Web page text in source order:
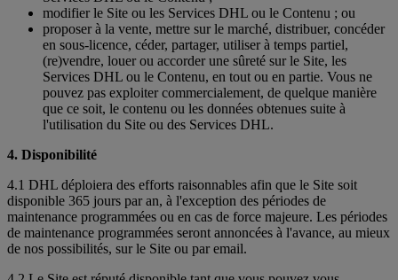
modifier le Site ou les Services DHL ou le Contenu ; ou
proposer à la vente, mettre sur le marché, distribuer, concéder
en sous-licence, céder, partager, utiliser à temps partiel,
(re)vendre, louer ou accorder une sûreté sur le Site, les
Services DHL ou le Contenu, en tout ou en partie. Vous ne
pouvez pas exploiter commercialement, de quelque manière
que ce soit, le contenu ou les données obtenues suite à
l'utilisation du Site ou des Services DHL.
4. Disponibilité
4.1 DHL déploiera des efforts raisonnables afin que le Site soit
disponible 365 jours par an, à l'exception des périodes de
maintenance programmées ou en cas de force majeure. Les périodes
de maintenance programmées seront annoncées à l'avance, au mieux
de nos possibilités, sur le Site ou par email.